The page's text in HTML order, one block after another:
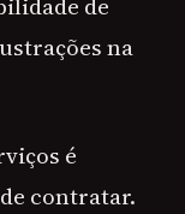
de
na
é
contratar.